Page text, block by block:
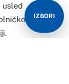
usled
lečenje
IZBORI